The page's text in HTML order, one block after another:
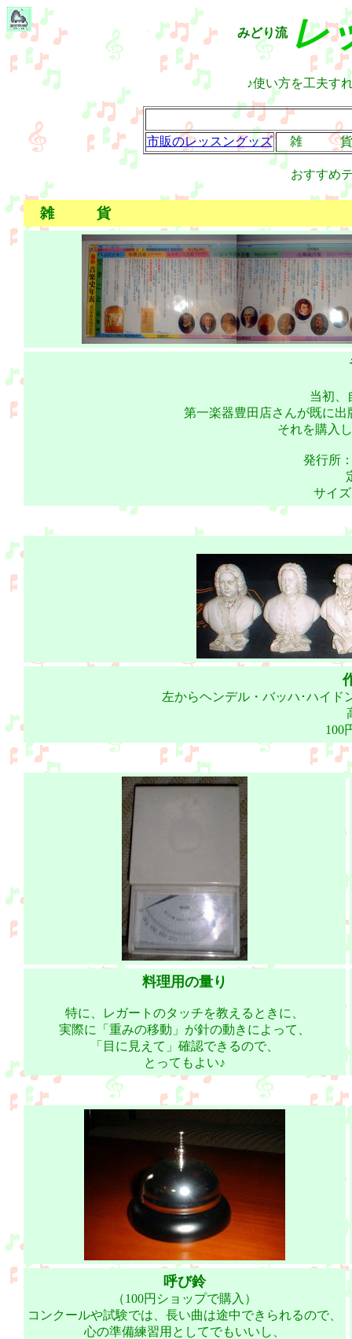
みどり流 レ
♪使い方を工夫す
市販のレッスングッズ 雑
おすすめ
雑 貨
当初、
第一楽器豊田店さんが既に
それを購入
発行所
サイ
左からヘンデル・バッハ･ハイド
100
料理用の量り
特に、レガートのタッチを教えるときに、
実際に「重みの移動」が針の動きによって、
「目に見えて」確認できるので、
とってもよい♪
呼び鈴
（100円ショップで購入）
コンクールや試験では、長い曲は途中できられるので、
心の準備練習用としてでもいいし、